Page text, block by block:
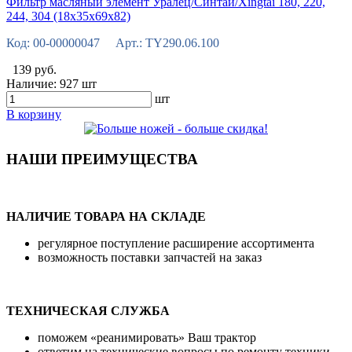
244, 304 (18х35х69х82)
Код: 00-00000047 Арт.: TY290.06.100
139 руб.
Наличие: 927 шт
шт
В корзину
НАШИ ПРЕИМУЩЕСТВА
НАЛИЧИЕ ТОВАРА НА СКЛАДЕ
регулярное поступление расширение ассортимента
возможность поставки запчастей на заказ
ТЕХНИЧЕСКАЯ СЛУЖБА
поможем «реанимировать» Ваш трактор